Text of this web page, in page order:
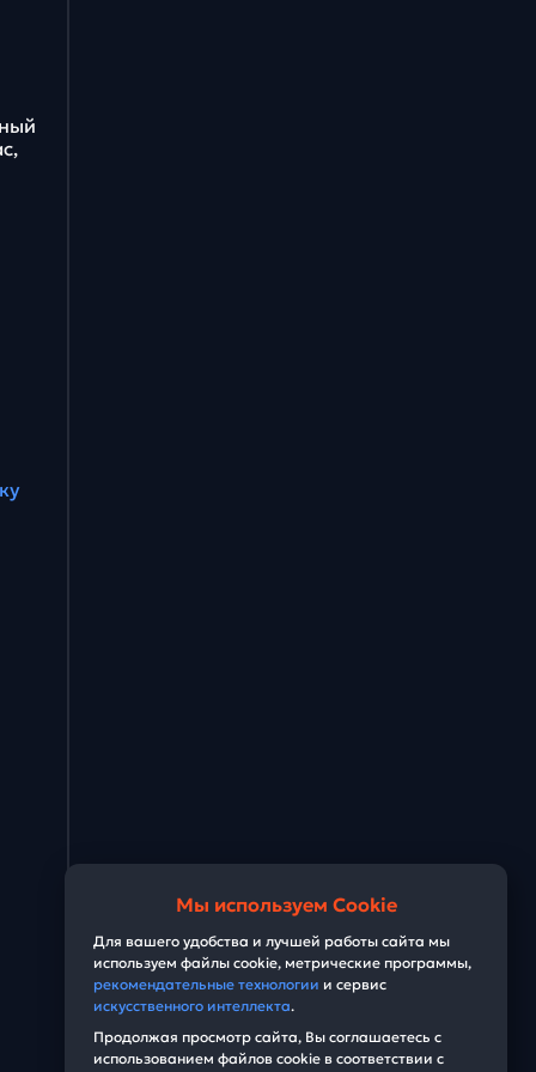
Мы используем Cookie
Для вашего удобства и лучшей работы сайта мы
используем файлы cookie, метрические программы,
рекомендательные технологии и сервис
искусственного интеллекта.
Продолжая просмотр сайта, Вы соглашаетесь с
использованием файлов cookie в соответствии с